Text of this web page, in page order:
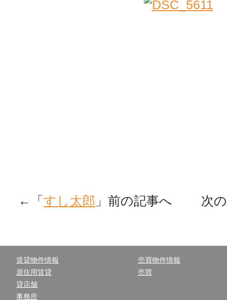
←「 すし太郎 」前の記事へ 次の
賃貸物件情報
居住用賃貸
貸店舗
事務所
売買物件情報
売買